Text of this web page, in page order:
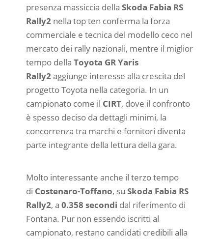
presenza massiccia della Skoda Fabia RS
Rally2nella top ten conferma la forza
commerciale e tecnica del modello ceco nel
mercato dei rally nazionali, mentre il miglior
tempo della Toyota GR Yaris
Rally2aggiunge interesse alla crescita del
progetto Toyota nella categoria. In un
campionato come il CIRT, dove il confronto
è spesso deciso da dettagli minimi, la
concorrenza tra marchi e fornitori diventa
parte integrante della lettura della gara.
Molto interessante anche il terzo tempo
di Costenaro-Toffano, su Skoda Fabia RS
Rally2, a 0.358 secondi dal riferimento di
Fontana. Pur non essendo iscritti al
campionato, restano candidati credibili alla